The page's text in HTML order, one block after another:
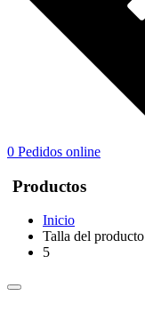
0 Pedidos online
Productos
Inicio
Talla del producto
5